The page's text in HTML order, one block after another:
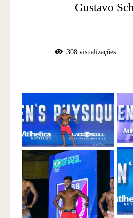
Gustavo
308visualizações